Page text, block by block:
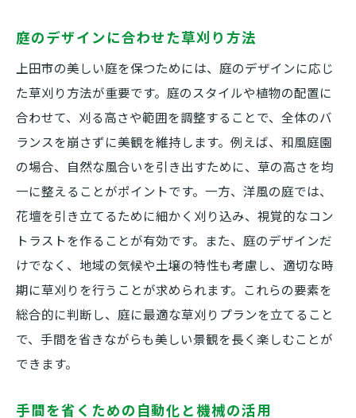
庭のデザインに合わせた草刈り方法
上田市の美しい庭を保つためには、庭のデザインに応じ
た草刈り方法が重要です。庭のスタイルや植物の配置に
合わせて、刈る高さや範囲を調整することで、全体のバ
ランスを崩さずに美観を維持します。例えば、和風庭園
の場合、自然な風合いを引き出すために、草の高さを均
一に整えることがポイントです。一方、洋風の庭では、
花壇を引き立てるために細かく刈り込み、視覚的なコン
トラストを作ることが有効です。また、庭のデザインだ
けでなく、地域の気候や土壌の特性も考慮し、適切な時
期に草刈りを行うことが求められます。これらの要素を
総合的に判断し、庭に最適な草刈りプランを立てること
で、手間を省きながらも美しい景観を長く楽しむことが
できます。
手間を省くための自動化と機械の活用